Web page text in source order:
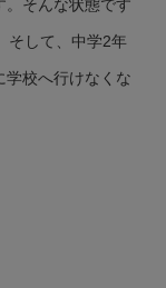
。そんな状態です
そして、中学2年
学校へ行けなくな